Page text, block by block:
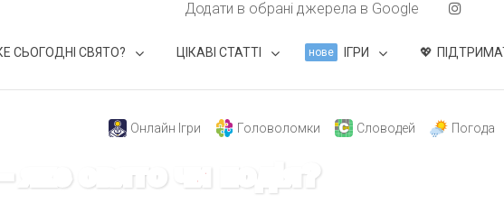
Додати в обрані джерела в Google
СЬОГОДНІ СВЯТО? ЦІКАВІ СТАТТІ нове ІГРИ
Онлайн Ігри Головоломки Словодей Погода
яке свято чи подія?